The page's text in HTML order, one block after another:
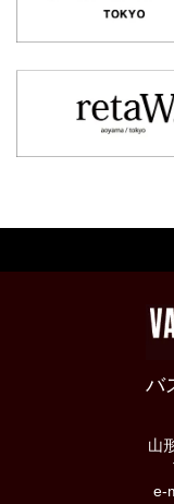
バ
山
e-